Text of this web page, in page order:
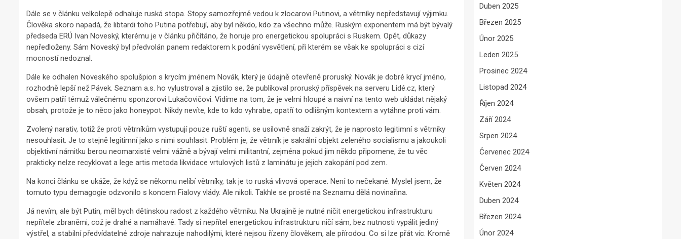
Dále se v článku velkolepě odhaluje ruská stopa. Stopy samozřejmě vedou k zlocarovi Putinovi, a větrníky nepředstavují výjimku.
Člověka skoro napadá, že libtardi toho Putina potřebují, aby byl někdo, kdo za všechno může. Ruským exponentem má být bývalý
předseda ERÚ Ivan Noveský, kterému je v článku přičítáno, že horuje pro energetickou spolupráci s Ruskem. Opět, důkazy
nepředloženy. Sám Noveský byl předvolán panem redaktorem k podání vysvětlení, při kterém se však ke spolupráci s cizí
mocností nedoznal.
Dále ke odhalen Noveského spolušpion s krycím jménem Novák, který je údajně otevřeně proruský. Novák je dobré krycí jméno,
rozhodně lepší než Pávek. Seznam a.s. ho vylustroval a zjistilo se, že publikoval proruský příspěvek na serveru Lidé.cz, který
ovšem patří témuž válečnému sponzorovi Lukačovičovi. Vidíme na tom, že je velmi hloupé a naivní na tento web ukládat nějaký
obsah, protože je to něco jako honeypot. Nikdy nevíte, kde to kdo vyhrabe, opatří to odlišným kontextem a vytáhne proti vám.
Zvolený narativ, totiž že proti větrníkům vystupují pouze ruští agenti, se usilovně snaží zakrýt, že je naprosto legitimní s větrníky
nesouhlasit. Je to stejně legitimní jako s nimi souhlasit. Problém je, že větrník je sakrální objekt zeleného socialismu a jakoukoli
objektivní námitku berou neomarxisté velmi vážně a bývají velmi militantní, zejména pokud jim někdo připomene, že tu věc
prakticky nelze recyklovat a lege artis metoda likvidace vrtulových listů z laminátu je jejich zakopání pod zem.
Na konci článku se ukáže, že když se někomu nelíbí větrníky, tak je to ruská vlivová operace. Není to nečekané. Myslel jsem, že
tomuto typu demagogie odzvonilo s koncem Fialovy vlády. Ale nikoli. Takhle se prostě na Seznamu dělá novinařina.
Já nevím, ale být Putin, měl bych dětinskou radost z každého větrníku. Na Ukrajině je nutné ničit energetickou infrastrukturu
nepřítele zbraněmi, což je drahé a namáhavé. Tady si nepřítel energetickou infrastrukturu ničí sám, bez nutnosti vypálit jediný
výstřel, a stabilní předvídatelné zdroje nahrazuje nahodilými, které nejsou řízeny člověkem, ale přírodou. Co si lze přát víc. Kromě
Duben 2025
Březen 2025
Únor 2025
Leden 2025
Prosinec 2024
Listopad 2024
Říjen 2024
Září 2024
Srpen 2024
Červenec 2024
Červen 2024
Květen 2024
Duben 2024
Březen 2024
Únor 2024